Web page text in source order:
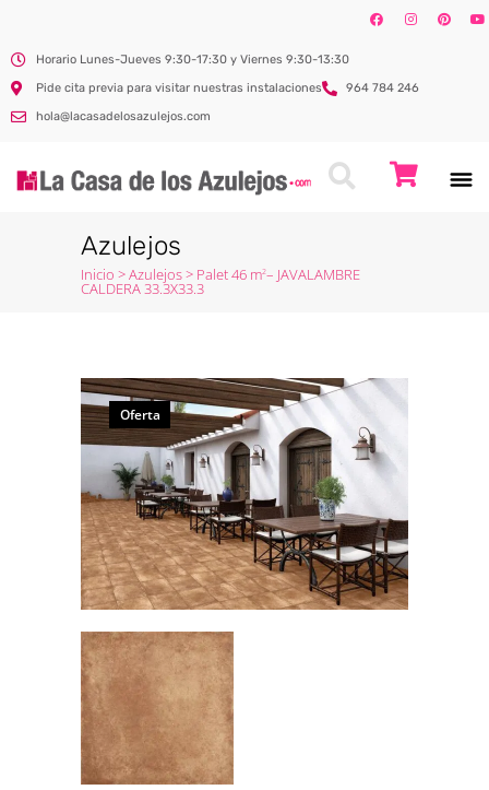
Horario Lunes-Jueves 9:30-17:30 y Viernes 9:30-13:30
Pide cita previa para visitar nuestras instalaciones
964 784 246
hola@lacasadelosazulejos.com
Azulejos
Inicio >Azulejos> Palet 46 m2– JAVALAMBRE
CALDERA 33.3X33.3
Oferta